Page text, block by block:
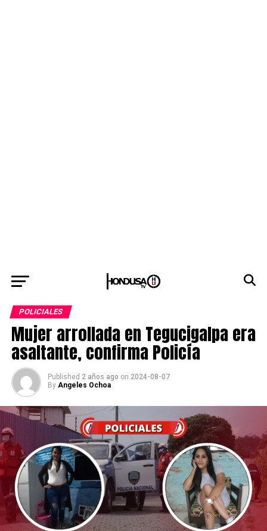
POLICIALES
Mujer arrollada en Tegucigalpa era
asaltante, confirma Policía
Published 2 años ago on 2024-08-07
By Angeles Ochoa